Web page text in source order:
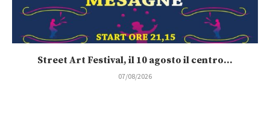
Street Art Festival, il 10 agosto il centro...
07/08/2026